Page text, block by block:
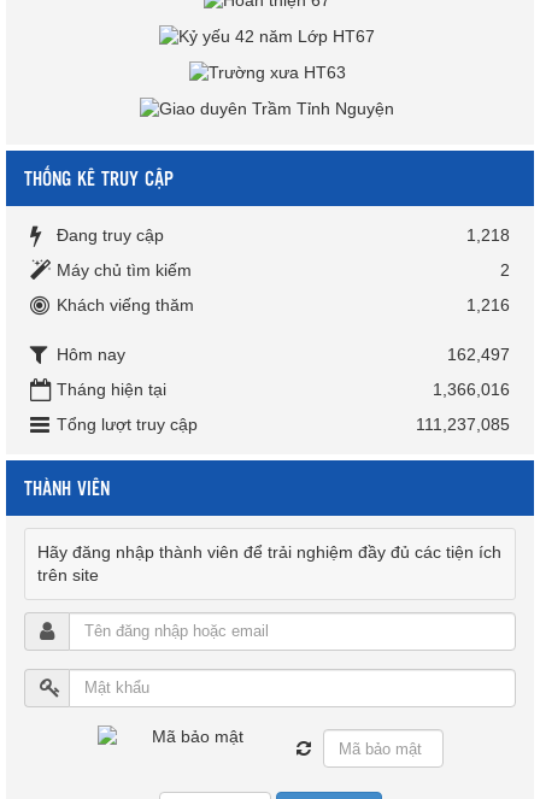
THỐNG KÊ TRUY CẬP
Đang truy cập
1,218
Máy chủ tìm kiếm
2
Khách viếng thăm
1,216
Hôm nay
162,497
Tháng hiện tại
1,366,016
Tổng lượt truy cập
111,237,085
THÀNH VIÊN
Hãy đăng nhập thành viên để trải nghiệm đầy đủ các tiện ích
trên site